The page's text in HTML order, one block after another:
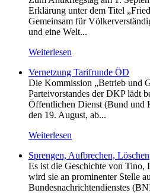
Erklärung unter dem Titel
Gemeinsam für
und eine Welt...
Weiterlesen
Vernetzung Tarifrunde ÖD
Die Kommission „Betrieb und
Parteivorstandes der DKP lädt
Öffentlichen Dienst (Bund und
den 19. August, ab...
Weiterlesen
Sprengen, Aufbrechen, Löschen
Es ist die Geschichte von Tino,
wird sie an prominenter Stelle
Bundesnachrichtendienstes